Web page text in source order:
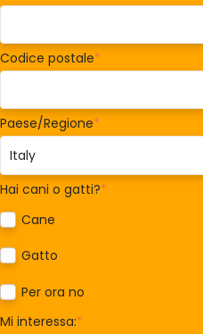
Codice postale*
Paese/Regione*
Hai cani o gatti?*
Cane
Gatto
Per ora no
Mi interessa:*